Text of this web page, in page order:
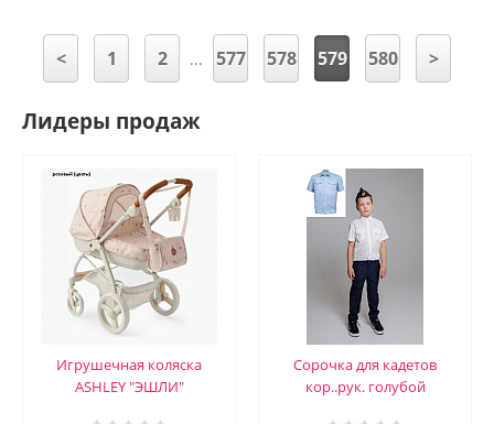
< 1 2 ... 577 578 579 580 >
Лидеры продаж
Игрушечная коляска
ASHLEY "ЭШЛИ"
Сорочка для кадетов
кор..рук. голубой